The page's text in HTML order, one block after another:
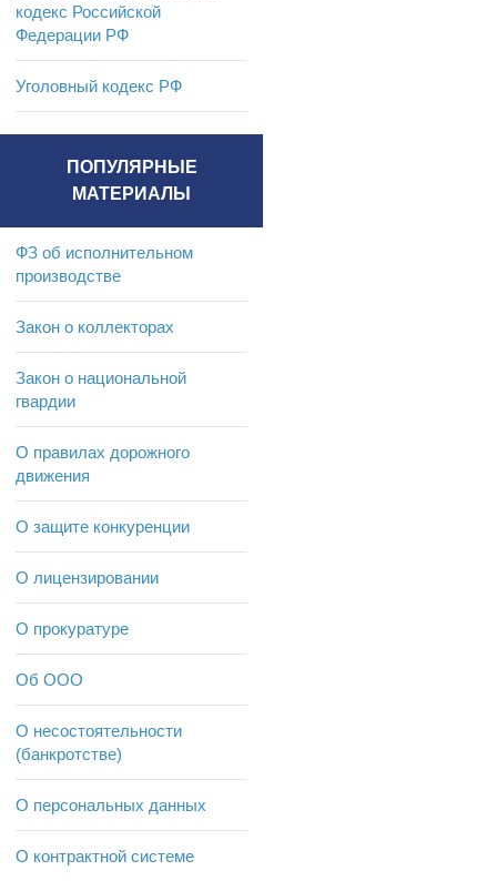
кодекс Российской
Федерации РФ
Уголовный кодекс РФ
ПОПУЛЯРНЫЕ
МАТЕРИАЛЫ
ФЗ об исполнительном
производстве
Закон о коллекторах
Закон о национальной
гвардии
О правилах дорожного
движения
О защите конкуренции
О лицензировании
О прокуратуре
Об ООО
О несостоятельности
(банкротстве)
О персональных данных
О контрактной системе